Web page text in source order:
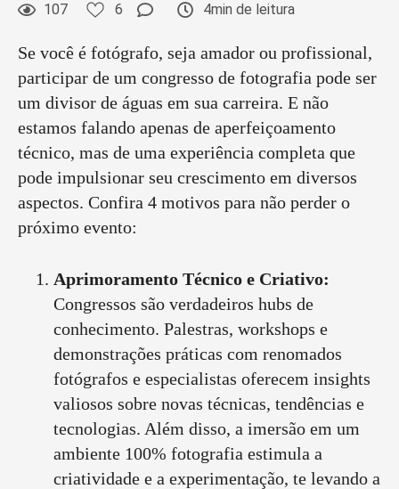
107 6 4min de leitura
Se você é fotógrafo, seja amador ou profissional,
participar de um congresso de fotografia pode ser
um divisor de águas em sua carreira. E não
estamos falando apenas de aperfeiçoamento
técnico, mas de uma experiência completa que
pode impulsionar seu crescimento em diversos
aspectos. Confira 4 motivos para não perder o
próximo evento:
Aprimoramento Técnico e Criativo:
Congressos são verdadeiros hubs de
conhecimento. Palestras, workshops e
demonstrações práticas com renomados
fotógrafos e especialistas oferecem insights
valiosos sobre novas técnicas, tendências e
tecnologias. Além disso, a imersão em um
ambiente 100% fotografia estimula a
criatividade e a experimentação, te levando a